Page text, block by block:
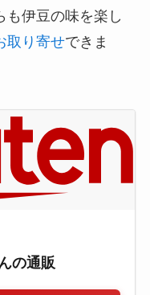
も伊豆の味を楽し
取り寄せできま
の通販